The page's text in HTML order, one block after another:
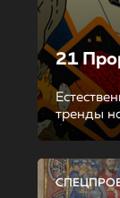
21
тренды